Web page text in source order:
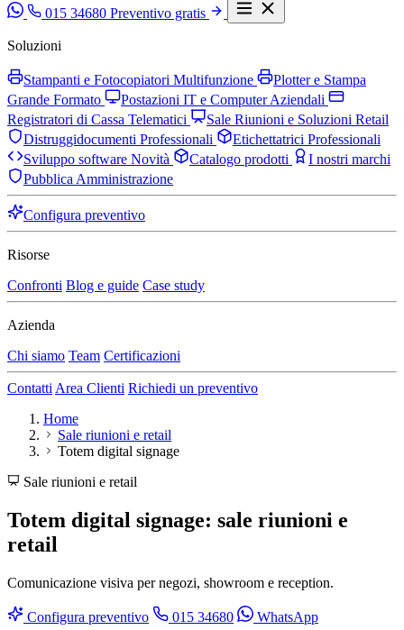
015 34680 Preventivo gratis
Soluzioni
Stampanti e Fotocopiatori Multifunzione
Plotter e Stampa
Grande Formato
Postazioni IT e Computer Aziendali
Registratori di Cassa Telematici
Sale Riunioni e Soluzioni Retail
Distruggidocumenti Professionali
Etichettatrici Professionali
Sviluppo software Novità Catalogo prodotti
I nostri marchi
Pubblica Amministrazione
Configura preventivo
Risorse
Confronti Blog e guide Case study
Azienda
Chi siamo Team Certificazioni
Contatti Area Clienti Richiedi un preventivo
Home
Sale riunioni e retail
Totem digital signage
Sale riunioni e retail
Totem digital signage: sale riunioni e
retail
Comunicazione visiva per negozi, showroom e reception.
Configura preventivo 015 34680 WhatsApp